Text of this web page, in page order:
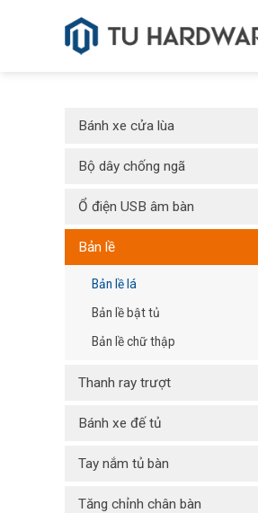
Bánh xe cửa lùa
Bộ dây chống ngã
Ổ điện USB âm bàn
Bản lề
Bản lề lá
Bản lề bật tủ
Bản lề chữ thập
Thanh ray trượt
Bánh xe đế tủ
Tay nắm tủ bàn
Tăng chỉnh chân bàn